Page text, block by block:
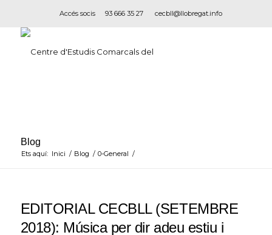
Accés socis 93 666 35 27 cecbll@llobregat.info
Blog
Ets aquí: Inici / Blog / 0-General /
EDITORIAL CECBLL (SETEMBRE
2018): Música per dir adeu estiu i